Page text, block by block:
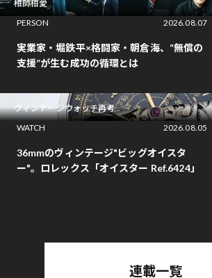
相師相愛
PERSON
2026.08.07
実業家・堀鉄平×格闘家・朝倉海、“無償の
支援”が生む成功の循環とは
ヴィンテージウォッチ再考
WATCH
2026.08.05
36mmのヴィンテージ"ビッグオイスタ
ー"。ロレックス「オイスター Ref.6424」
連載一覧